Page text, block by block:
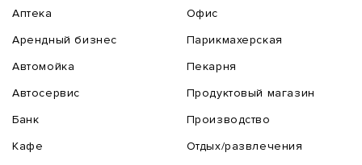
Аптека
Арендный бизнес
Автомойка
Автосервис
Банк
Кафе
Офис
Парикмахерская
Пекарня
Продуктовый магазин
Производство
Отдых/развлечения